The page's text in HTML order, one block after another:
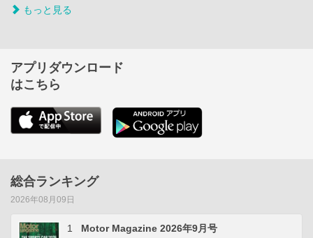
もっと見る
アプリダウンロード
はこちら
総合ランキング
2026年08月09日
1 Motor Magazine 2026年9月号